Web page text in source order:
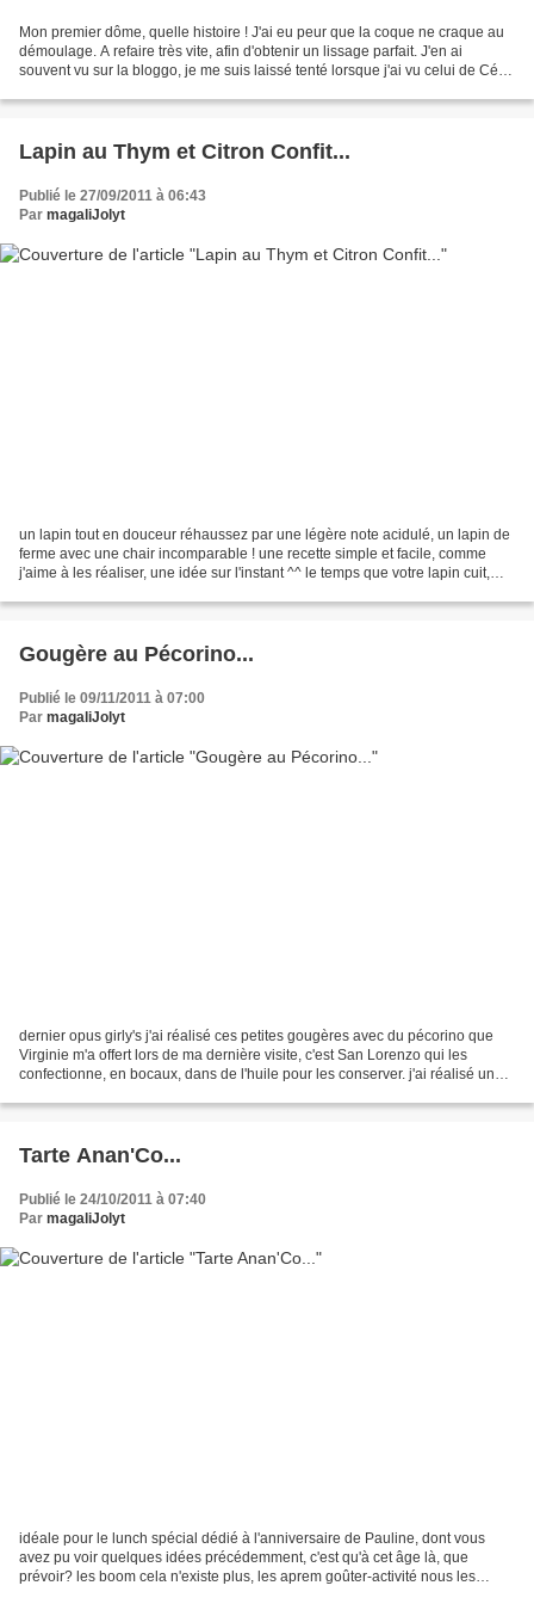
Mon premier dôme, quelle histoire ! J'ai eu peur que la coque ne craque au
démoulage. A refaire très vite, afin d'obtenir un lissage parfait. J'en ai
souvent vu sur la bloggo, je me suis laissé tenté lorsque j'ai vu celui de Céci
Lapin au Thym et Citron Confit...
Publié le 27/09/2011 à 06:43
Par magaliJolyt
un lapin tout en douceur réhaussez par une légère note acidulé, un lapin de
ferme avec une chair incomparable ! une recette simple et facile, comme
j'aime à les réaliser, une idée sur l'instant ^^ le temps que votre lapin cuit,
Gougère au Pécorino...
Publié le 09/11/2011 à 07:00
Par magaliJolyt
dernier opus girly's j'ai réalisé ces petites gougères avec du pécorino que
Virginie m'a offert lors de ma dernière visite, c'est San Lorenzo qui les
confectionne, en bocaux, dans de l'huile pour les conserver. j'ai réalisé une
Tarte Anan'Co...
Publié le 24/10/2011 à 07:40
Par magaliJolyt
idéale pour le lunch spécial dédié à l'anniversaire de Pauline, dont vous
avez pu voir quelques idées précédemment, c'est qu'à cet âge là, que
prévoir? les boom cela n'existe plus, les aprem goûter-activité nous les